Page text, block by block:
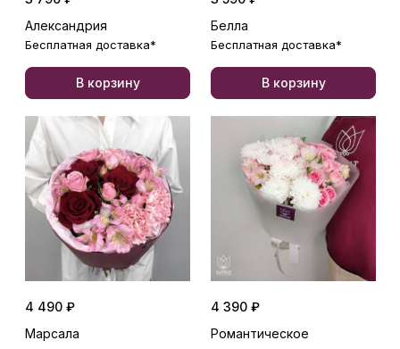
Александрия
Бесплатная доставка*
В корзину
Белла
Бесплатная доставка*
В корзину
4 490 ₽
Марсала
4 390 ₽
Романтическое